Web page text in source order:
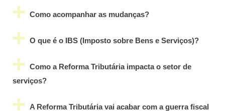
Como acompanhar as mudanças?
O que é o IBS (Imposto sobre Bens e Serviços)?
Como a Reforma Tributária impacta o setor de
serviços?
A Reforma Tributária vai acabar com a guerra fiscal